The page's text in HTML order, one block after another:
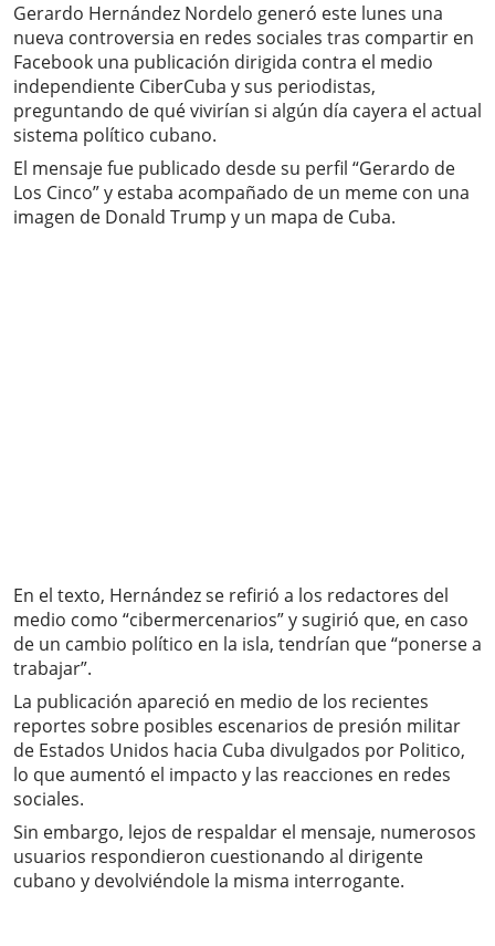
Gerardo Hernández Nordelo generó este lunes una
nueva controversia en redes sociales tras compartir en
Facebook una publicación dirigida contra el medio
independiente CiberCuba y sus periodistas,
preguntando de qué vivirían si algún día cayera el actual
sistema político cubano.
El mensaje fue publicado desde su perfil “Gerardo de
Los Cinco” y estaba acompañado de un meme con una
imagen de Donald Trump y un mapa de Cuba.
En el texto, Hernández se refirió a los redactores del
medio como “cibermercenarios” y sugirió que, en caso
de un cambio político en la isla, tendrían que “ponerse a
trabajar”.
La publicación apareció en medio de los recientes
reportes sobre posibles escenarios de presión militar
de Estados Unidos hacia Cuba divulgados por Politico,
lo que aumentó el impacto y las reacciones en redes
sociales.
Sin embargo, lejos de respaldar el mensaje, numerosos
usuarios respondieron cuestionando al dirigente
cubano y devolviéndole la misma interrogante.